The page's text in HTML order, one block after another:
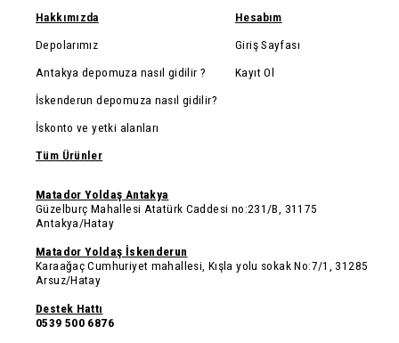
Hakkımızda
Depolarımız
Antakya depomuza nasıl gidilir ?
İskenderun depomuza nasıl gidilir?
İskonto ve yetki alanları
Hesabım
Giriş Sayfası
Kayıt Ol
Tüm Ürünler
Matador Yoldaş Antakya
Güzelburç Mahallesi Atatürk Caddesi no:231/B, 31175
Antakya/Hatay
Matador Yoldaş İskenderun
Karaağaç Cumhuriyet mahallesi, Kışla yolu sokak No:7/1, 31285
Arsuz/Hatay
Destek Hattı
0539 500 6876